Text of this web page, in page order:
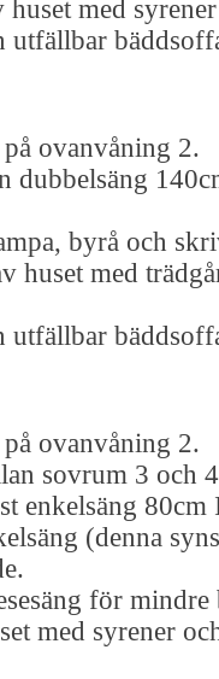
med
utfällbar
ovanvåning 2.
dubbelsäng
byrå och
huset med
utfällbar
ovanvåning 2.
sovrum 3 och
enkelsäng 80cm
(denna
för mindre
med syrener